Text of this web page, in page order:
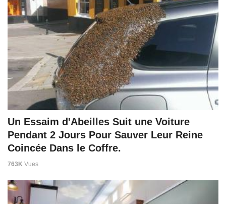
Un Essaim d'Abeilles Suit une Voiture
Pendant 2 Jours Pour Sauver Leur Reine
Coincée Dans le Coffre.
763K Vues